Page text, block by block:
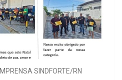
IMPRENSA SINDFORTE/RN